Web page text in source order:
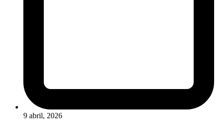
9 abril, 2026